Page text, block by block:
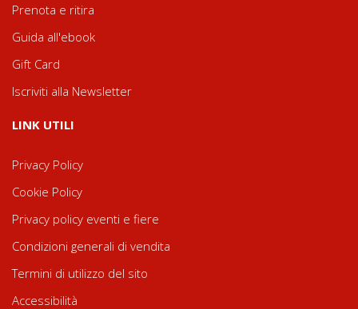
Prenota e ritira
Guida all'ebook
Gift Card
Iscriviti alla Newsletter
LINK UTILI
Privacy Policy
Cookie Policy
Privacy policy eventi e fiere
Condizioni generali di vendita
Termini di utilizzo del sito
Accessibilità